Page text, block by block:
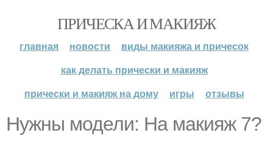
ПРИЧЕСКА И МАКИЯЖ
главная новости
виды макияжа и причесок
как делать прически и макияж
прически и макияж на дому
игры отзывы
Нужны модели: На макияж 7?